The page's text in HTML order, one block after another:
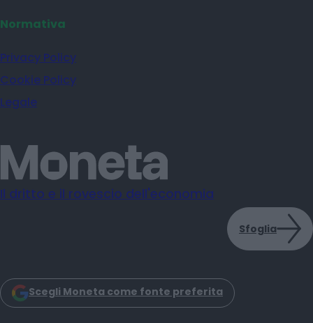
Normativa
Privacy Policy
Cookie Policy
Legale
Il dritto e il rovescio dell'economia
Sfoglia
Scegli Moneta come fonte preferita